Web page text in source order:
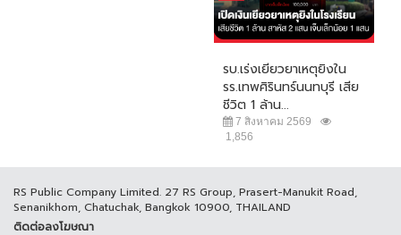
รบ.เร่งเยียวยาเหตุยิงใน
รร.เทพศิรินทร์นนทบุรี เสีย
ชีวิต 1 ล้าน...
7 สิงหาคม 2569
1,856
RS Public Company Limited. 27 RS Group, Prasert-Manukit Road,
Senanikhom, Chatuchak, Bangkok 10900, THAILAND
ติดต่อลงโฆษณา